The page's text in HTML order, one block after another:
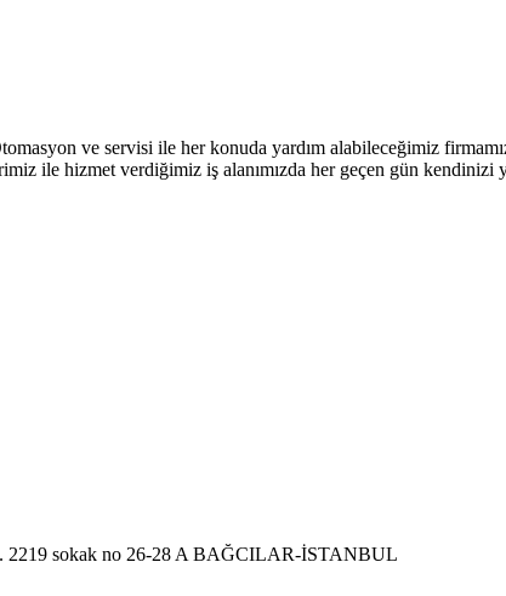
ve servisi ile her konuda yardım alabileceğimiz
ile hizmet verdiğimiz iş alanımızda her geçen gün
2219 sokak no 26-28 A BAĞCILAR-İSTANBUL